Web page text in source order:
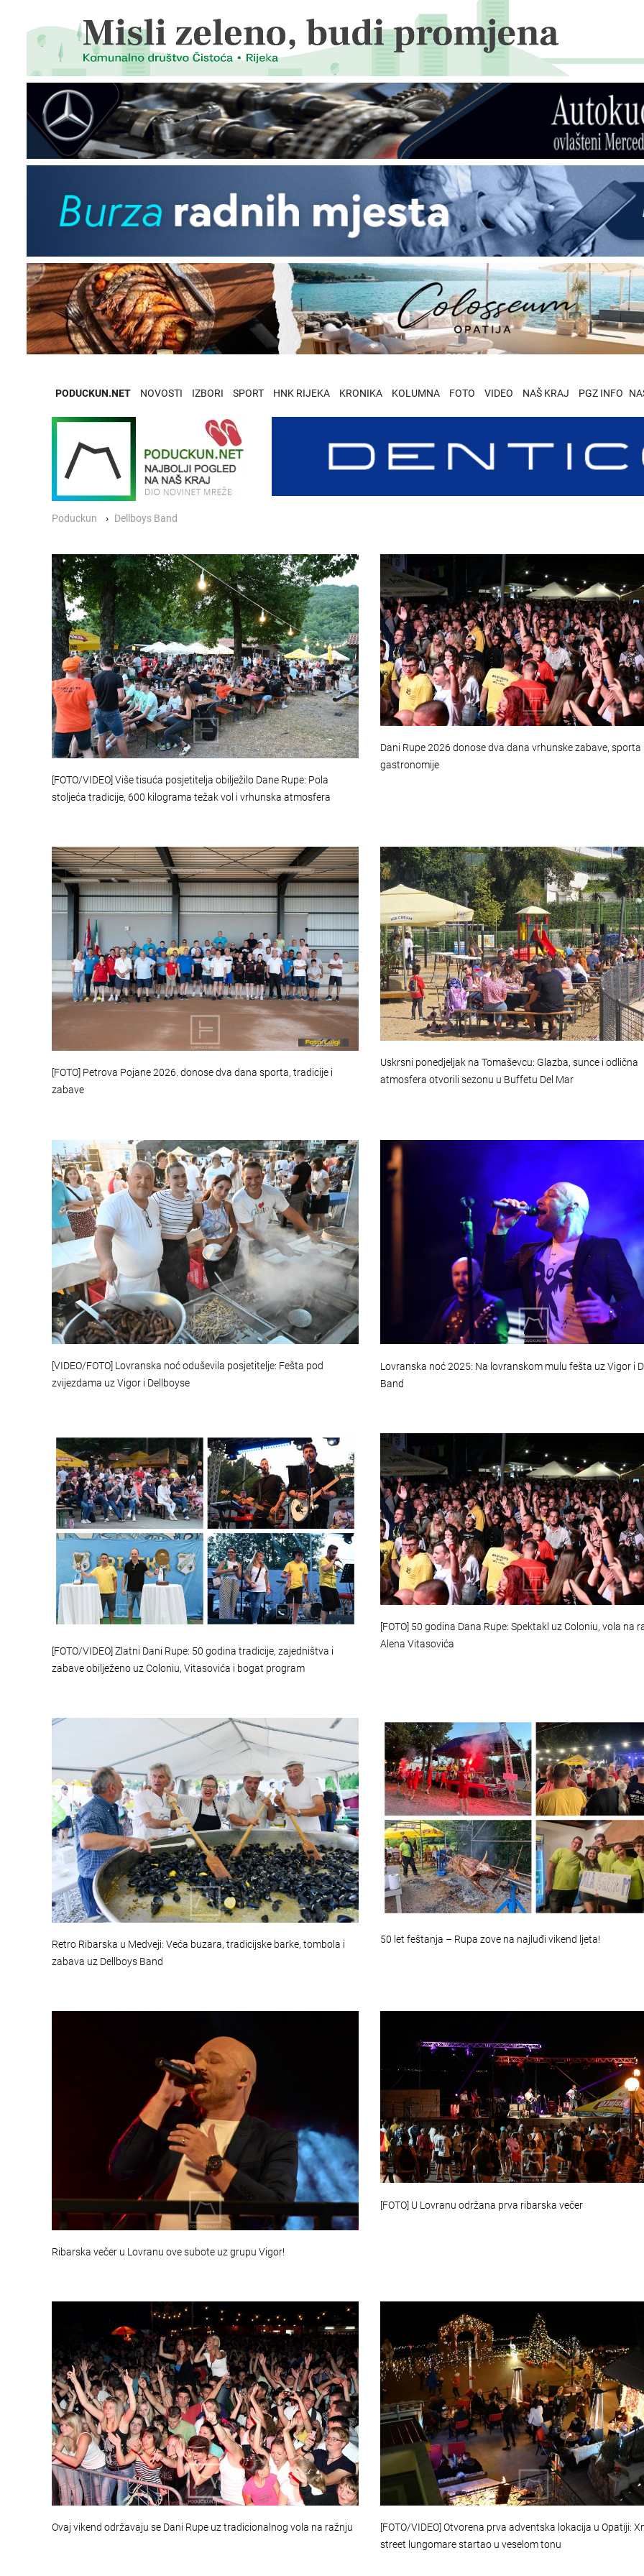
PODUCKUN.NET NOVOSTI IZBORI SPORT HNK RIJEKA KRONIKA KOLUMNA FOTO VIDEO NAŠ KRAJ PGZ INFO
Poduckun Dellboys Band
[FOTO/VIDEO] Više tisuća posjetitelja obilježilo Dane Rupe: Pola
stoljeća tradicije, 600 kilograma težak vol i vrhunska atmosfera
Dani Rupe 2026 donose dva dana vrhunske zabave, sporta
gastronomije
[FOTO] Petrova Pojane 2026. donose dva dana sporta, tradicije i
zabave
Uskrsni ponedjeljak na Tomaševcu: Glazba, sunce i odlična
atmosfera otvorili sezonu u Buffetu Del Mar
[VIDEO/FOTO] Lovranska noć oduševila posjetitelje: Fešta pod
zvijezdama uz Vigor i Dellboyse
Lovranska noć 2025: Na lovranskom mulu fešta uz Vigor i
Band
[FOTO/VIDEO] Zlatni Dani Rupe: 50 godina tradicije, zajedništva i
zabave obilježeno uz Coloniu, Vitasovića i bogat program
[FOTO] 50 godina Dana Rupe: Spektakl uz Coloniu, vola na
Alena Vitasovića
Retro Ribarska u Medveji: Veća buzara, tradicijske barke, tombola i
zabava uz Dellboys Band
50 let feštanja – Rupa zove na najluđi vikend ljeta!
Ribarska večer u Lovranu ove subote uz grupu Vigor!
[FOTO] U Lovranu održana prva ribarska večer
Ovaj vikend održavaju se Dani Rupe uz tradicionalnog vola na ražnju
[FOTO/VIDEO] Otvorena prva adventska lokacija u Opatiji:
street lungomare startao u veselom tonu